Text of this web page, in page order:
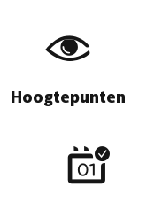
Hoogtepunten